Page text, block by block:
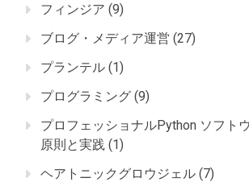
フィンジア (9)
ブログ・メディア運営 (27)
プランテル (1)
プログラミング (9)
プロフェッショナルPython ソフト
原則と実践 (1)
ヘアトニックグロウジェル (7)